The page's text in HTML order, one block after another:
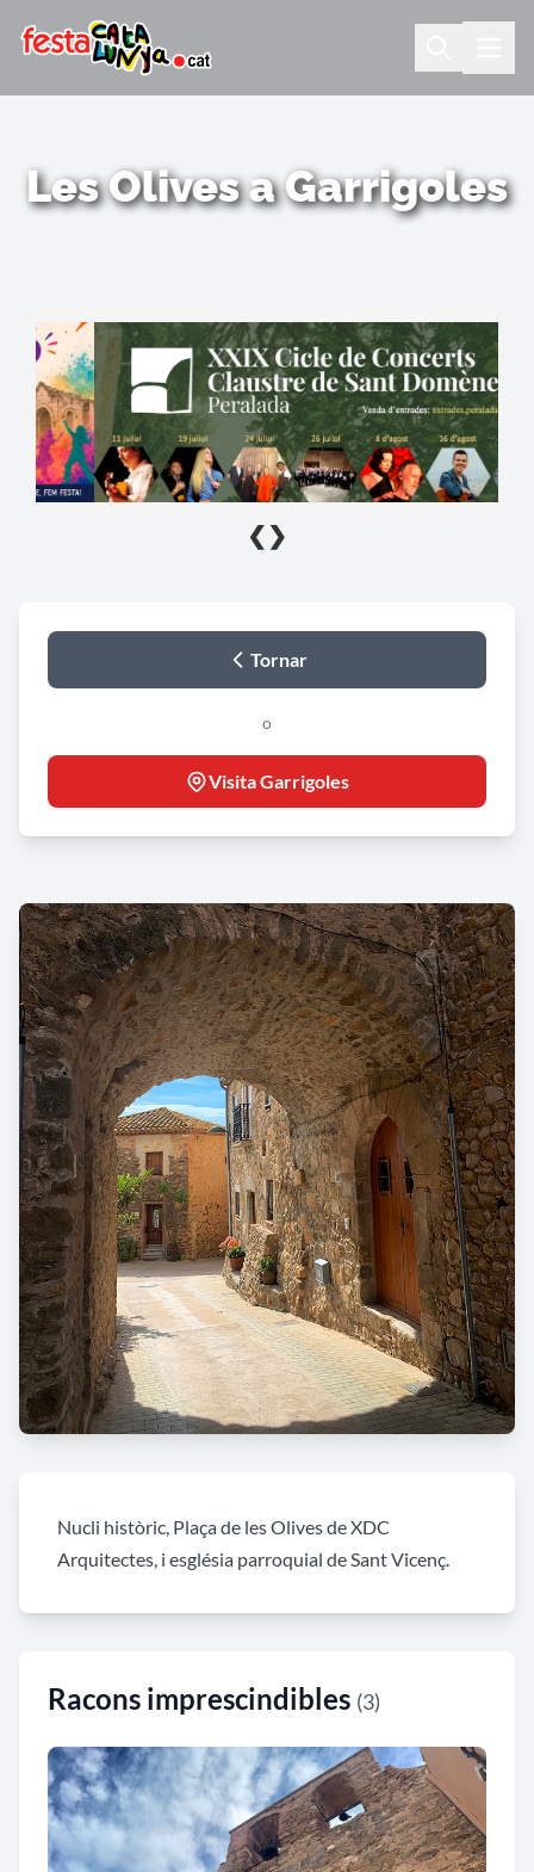
Les Olives a Garrigoles
❮ ❯
Tornar
o
Visita Garrigoles
Nucli històric, Plaça de les Olives de XDC
Arquitectes, i església parroquial de Sant Vicenç.
Racons imprescindibles (3)